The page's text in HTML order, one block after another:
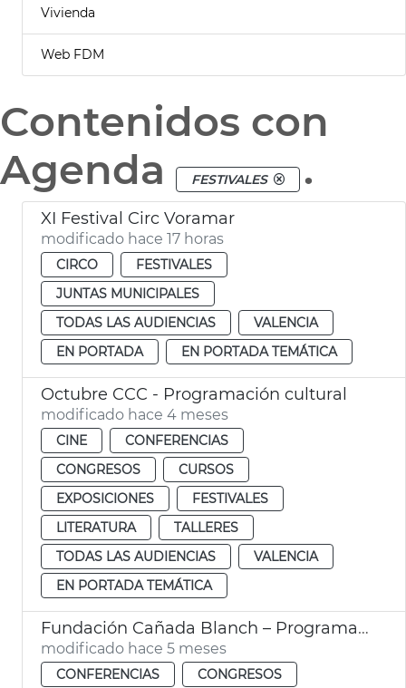
Vivienda
Web FDM
Contenidos con
Agenda
FESTIVALES .
XI Festival Circ Voramar
modificado hace 17 horas
CIRCO
FESTIVALES
JUNTAS MUNICIPALES
TODAS LAS AUDIENCIAS
VALENCIA
EN PORTADA
EN PORTADA TEMÁTICA
Octubre CCC - Programación cultural
modificado hace 4 meses
CINE
CONFERENCIAS
CONGRESOS
CURSOS
EXPOSICIONES
FESTIVALES
LITERATURA
TALLERES
TODAS LAS AUDIENCIAS
VALENCIA
EN PORTADA TEMÁTICA
Fundación Cañada Blanch – Programación cultural
modificado hace 5 meses
CONFERENCIAS
CONGRESOS